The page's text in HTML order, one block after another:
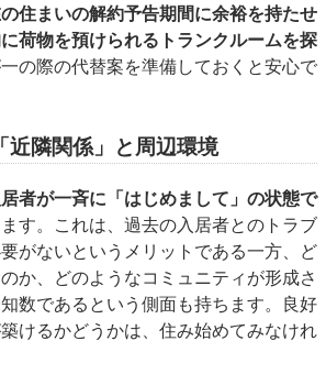
住まいの解約予告期間に余裕を持たせ
荷物を預けられるトランクルームを探
の際の代替案を準備しておくと安心で
近隣関係」と周辺環境
者が一斉に「はじめまして」の状態で
ます。これは、過去の入居者とのトラブ
がないというメリットである一方、ど
か、どのようなコミュニティが形成さ
数であるという側面も持ちます。良好
けるかどうかは、住み始めてみなけれ